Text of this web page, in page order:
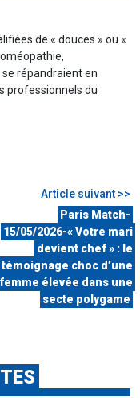
de « douces » ou «
se répandraient en
professionnels du
Article suivant >>
Paris Match-
15/05/2026-« Votre mari
devient chef » : le
témoignage choc d’une
femme élevée dans une
secte polygame